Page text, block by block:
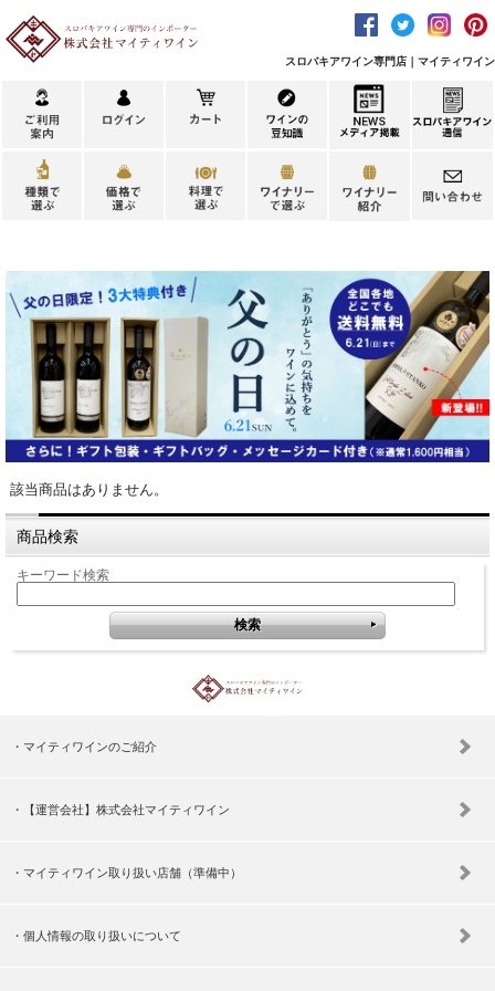
スロバキアワイン専門店｜マイティワイン
該当商品はありません。
商品検索
キーワード検索
マイティワインのご紹介
【運営会社】株式会社マイティワイン
マイティワイン取り扱い店舗（準備中）
個人情報の取り扱いについて